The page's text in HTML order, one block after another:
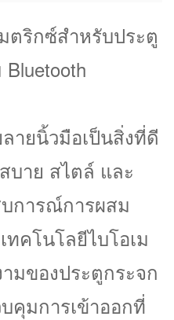
ตริกซ์สำหรับประตู
ายนิ้วมือเป็นสิ่งที่ดี
บาย สไตล์ และ
การณ์การผสม
คโนโลยีไบโอเม
มของประตูกระจก
คุมการเข้าออกที่